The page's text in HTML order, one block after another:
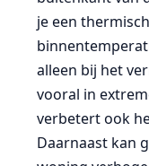
je een
alleen bij het
vooral in
verbetert ook
Daarnaast kan